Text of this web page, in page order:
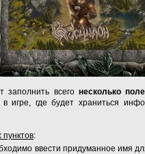
заполнить всего несколько
в игре, где будет храниться
:
ввести придуманное имя